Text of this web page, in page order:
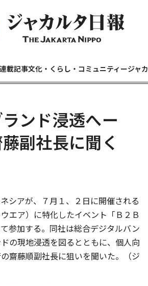
連載記事文化・くらし・コミュニティージャ
ンド浸透へー
副社長に聞く
シアが、７月１、２日に開催される
エア）に特化したイベント「Ｂ２Ｂ
参加する。同社は総合デジタルバン
の現地浸透を図るとともに、個人向
齋藤順副社長に狙いを聞いた。（ジ